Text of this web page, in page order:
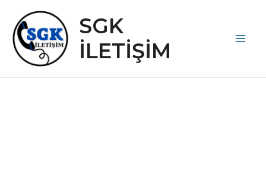
atla
SGK
İLETİŞİM